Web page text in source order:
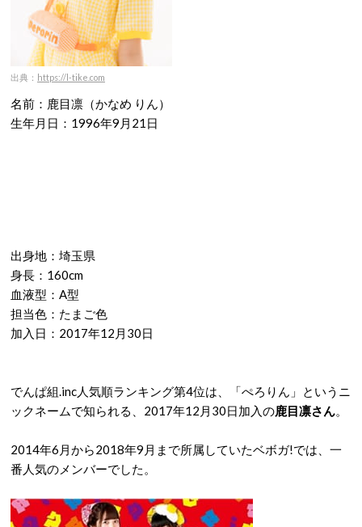
出典： https://l-tike.com
名前：鹿目凛（かなめ りん）
生年月日：1996年9月21日
出身地：埼玉県
身長：160cm
血液型：A型
担当色：たまご色
加入日：2017年12月30日
でんぱ組.inc人気順ランキング第4位は、「ぺろりん」というニ
ックネームで知られる、2017年12月30日加入の鹿目凛さん。
2014年6月から2018年9月まで所属していたベボガ!では、一
番人気のメンバーでした。